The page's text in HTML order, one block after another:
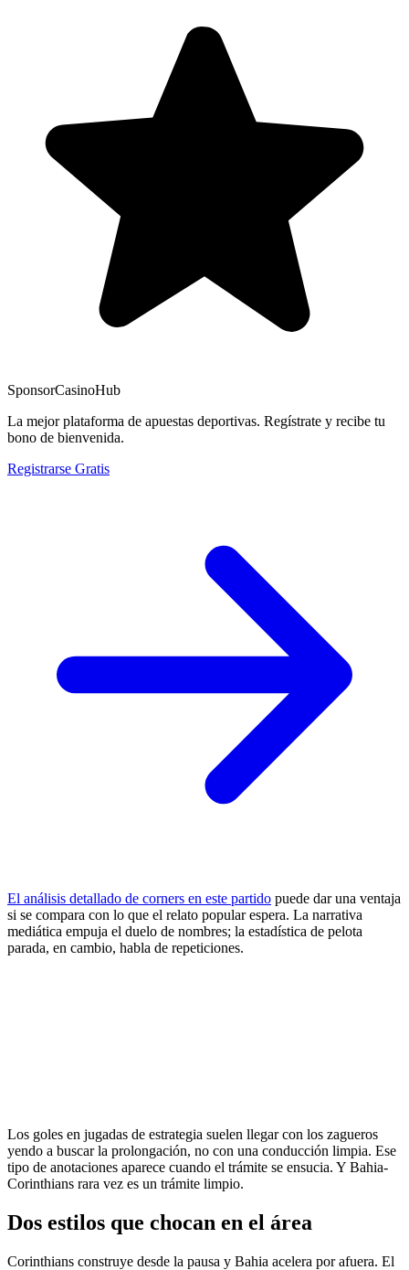
SponsorCasinoHub
La mejor plataforma de apuestas deportivas. Regístrate y recibe tu
bono de bienvenida.
Registrarse Gratis
El análisis detallado de corners en este partido puede dar una ventaja
si se compara con lo que el relato popular espera. La narrativa
mediática empuja el duelo de nombres; la estadística de pelota
parada, en cambio, habla de repeticiones.
Los goles en jugadas de estrategia suelen llegar con los zagueros
yendo a buscar la prolongación, no con una conducción limpia. Ese
tipo de anotaciones aparece cuando el trámite se ensucia. Y Bahia-
Corinthians rara vez es un trámite limpio.
Dos estilos que chocan en el área
Corinthians construye desde la pausa y Bahia acelera por afuera. El